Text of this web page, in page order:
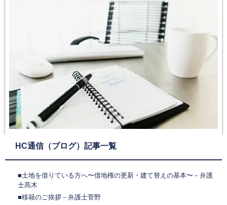
HC通信（ブログ）記事一覧
■土地を借りている方へ〜借地権の更新・建て替えの基本〜－弁護
士髙木
■移籍のご挨拶－弁護士菅野